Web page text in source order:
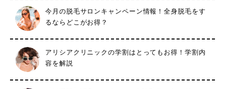
今月の脱毛サロンキャンペーン情報！全身脱毛をす
るならどこがお得？
アリシアクリニックの学割はとってもお得！学割内
容を解説